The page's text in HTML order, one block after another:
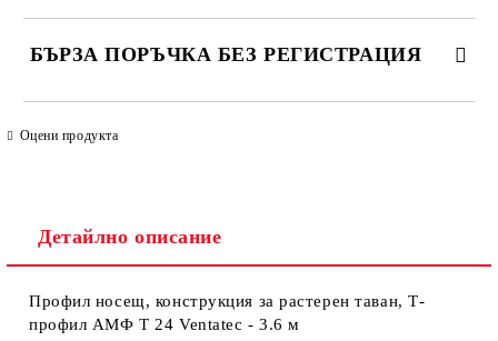
БЪРЗА ПОРЪЧКА БЕЗ РЕГИСТРАЦИЯ
Ние ще се свържем с вас в рамките на работния ден. Крайната
Оцени продукта
Детайлно описание
Профил носещ, конструкция за растерен таван, Т-
профил АМФ Т 24 Ventatec - 3.6 м